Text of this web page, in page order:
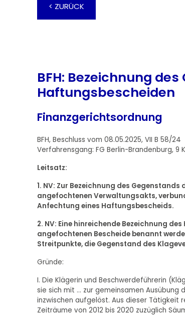
< ZURÜCK
BFH: Bezeichnung
Haftungsbescheiden
Finanzgerichtsordnung
BFH, Beschluss vom 08.05.2025, VII B 58/24
Verfahrensgang: FG Berlin-Brandenburg, 9
Leitsatz:
1. NV: Zur Bezeichnung des
angefochtenen Verwaltungsakts,
Anfechtung eines Haftungsbescheids.
2. NV: Eine hinreichende Bezeichnung
angefochtenen Bescheide benannt
Streitpunkte, die Gegenstand des
Gründe:
I. Die Klägerin und Beschwerdeführerin
sie sich mit ... zur gemeinsamen
inzwischen aufgelöst. Aus dieser Tätigkeit
Zeiträume von 2012 bis 2020 zuzüglich